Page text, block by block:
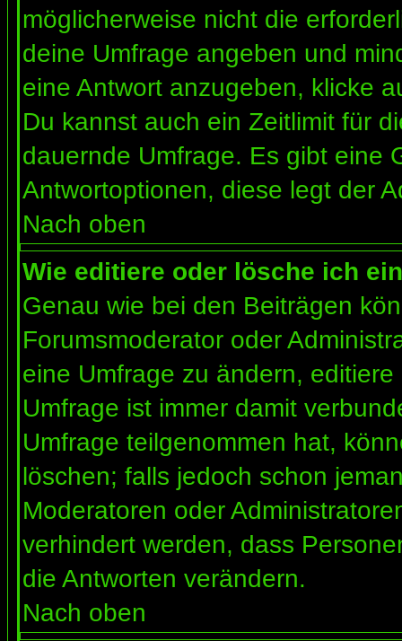
möglicherweise nicht die
deine Umfrage angeben und
eine Antwort anzugeben, klicke
Du kannst auch ein Zeitlimit für
dauernde Umfrage. Es gibt eine
Antwortoptionen, diese legt der
Nach oben
Wie editiere oder lösche ich
Genau wie bei den Beiträgen
Forumsmoderator oder
eine Umfrage zu ändern,
Umfrage ist immer damit
Umfrage teilgenommen hat,
löschen; falls jedoch schon
Moderatoren oder
verhindert werden, dass
die Antworten verändern.
Nach oben